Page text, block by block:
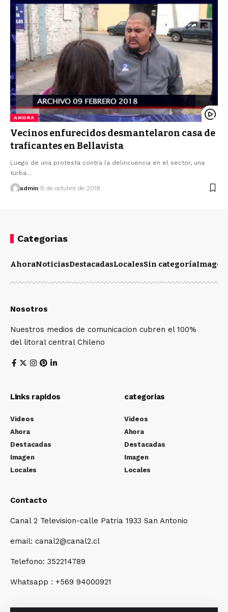
AHORA
Vecinos enfurecidos desmantelaron casa de
traficantes en Bellavista
Luego de una protesta contra la delincuencia en el sector, una
turba…
admin 9 de octubre de 2018
Categorias
AhoraNoticiasDestacadasLocalesSin categoríaImagen
Nosotros
Nuestros medios de comunicacion cubren el 100%
del litoral central Chileno
Links rapidos
Videos
Ahora
Destacadas
Imagen
Locales
categorias
Videos
Ahora
Destacadas
Imagen
Locales
Contacto
Canal 2 Television-calle Patria 1933 San Antonio
email: canal2@canal2.cl
Telefono: 352214789
Whatsapp : +569 94000921